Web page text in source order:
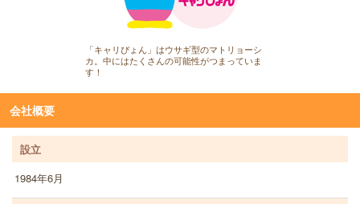
「キャリぴょん」はウサギ型のマトリョーシ
カ。中にはたくさんの可能性がつまっていま
す！
会社概要
設立
1984年6月